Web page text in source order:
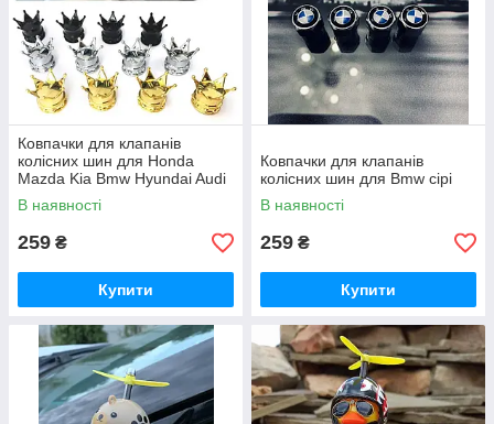
Ковпачки для клапанів
колісних шин для Honda
Mazda Kia Bmw Hyundai Audi
Lexus Mercedes gold
В наявності
259 ₴
Купити
Ковпачки для клапанів
колісних шин для Bmw сірі
В наявності
259 ₴
Купити